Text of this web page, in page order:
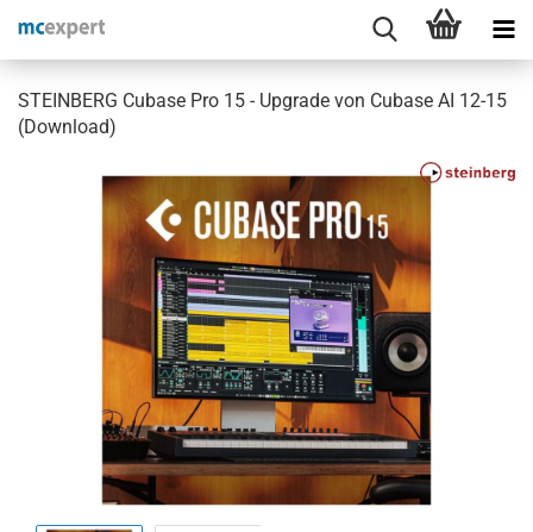
STEINBERG Cubase Pro 15 - Upgrade von Cubase AI 12-15
(Download)